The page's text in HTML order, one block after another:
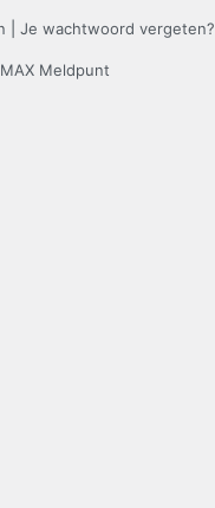
Je wachtwoord vergeten?
Meldpunt